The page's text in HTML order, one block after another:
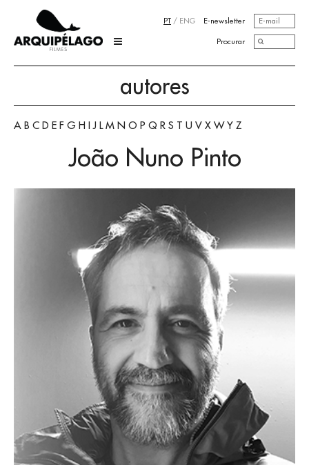
PT / ENG E-newsletter
Procurar
A B C D E F G H I J L M N O P Q R S T U V X W Y Z
autores
João Nuno Pinto